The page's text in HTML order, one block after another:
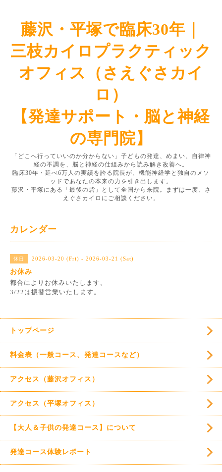
藤沢・平塚で臨床30年｜
三枝カイロプラクティック
オフィス（さえぐさカイ
ロ）
【発達サポート・脳と神経
の専門院】
「どこへ行っていいのか分からない」子どもの発達、めまい、自律神
経の不調を、脳と神経の仕組みから読み解き改善へ。
臨床30年・延べ6万人の実績を誇る院長が、機能神経学と独自のメソ
ッドであなたの本来の力を引き出します。
藤沢・平塚にある「最後の砦」として全国から来院。まずは一度、さ
えぐさカイロにご相談ください。
カレンダー
休日 2026-03-20 (Fri) - 2026-03-21 (Sat)
お休み
都合によりお休みいたします。
3/22は振替営業いたします。
トップページ
料金表（一般コース、発達コースなど）
アクセス（藤沢オフィス）
アクセス（平塚オフィス）
【大人＆子供の発達コース】について
発達コース体験レポート